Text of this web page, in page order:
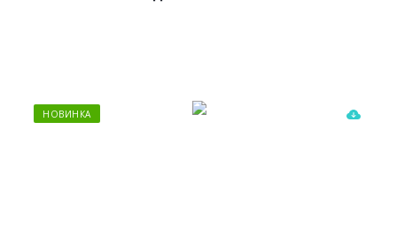
НОВИНКА